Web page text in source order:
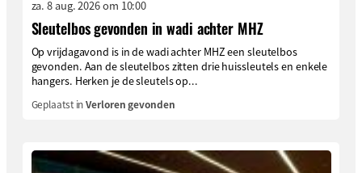
za. 8 aug. 2026 om 10:00
Sleutelbos gevonden in wadi achter MHZ
Op vrijdagavond is in de wadi achter MHZ een sleutelbos
gevonden. Aan de sleutelbos zitten drie huissleutels en enkele
hangers. Herken je de sleutels op...
Geplaatst inVerloren gevonden